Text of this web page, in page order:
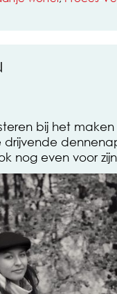
bij het
nog even voor